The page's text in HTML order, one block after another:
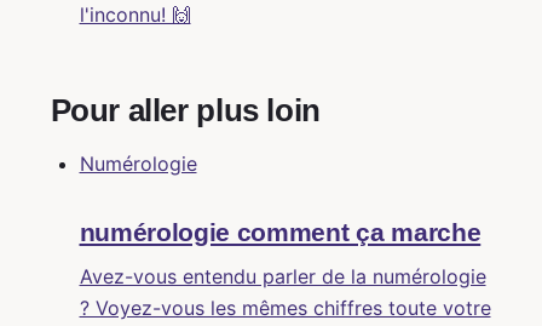
l'inconnu! 🙌
Pour aller plus loin
Numérologie
numérologie comment ça marche
Avez-vous entendu parler de la numérologie
? Voyez-vous les mêmes chiffres toute votre